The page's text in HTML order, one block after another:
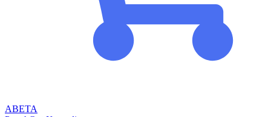
ABETA